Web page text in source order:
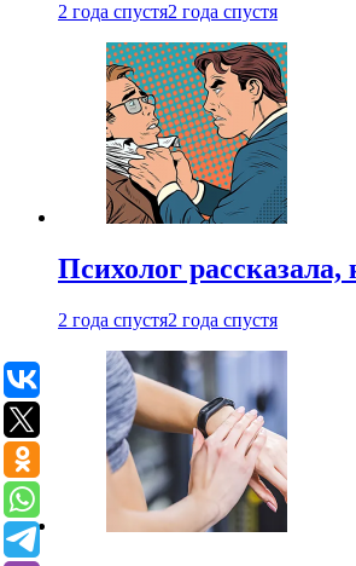
2 года спустя2 года спустя
Психолог
2 года спустя2 года спустя